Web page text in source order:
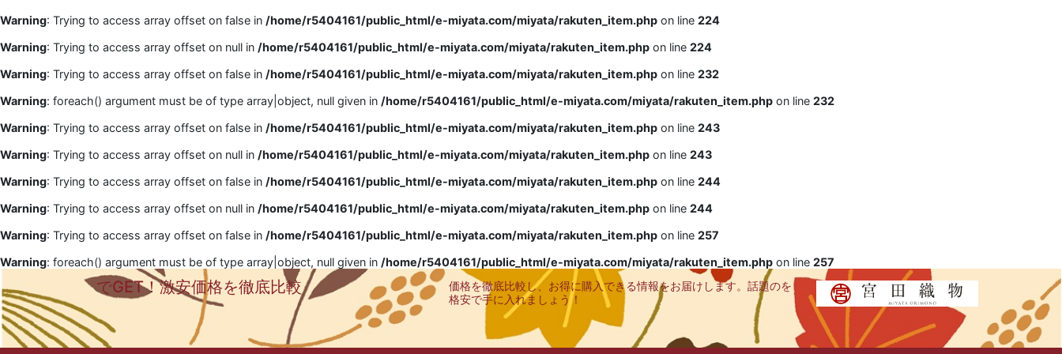
Warning: Trying to access array offset on false in /home/r5404161/public_html/e-miyata.com/miyata/rakuten_item.php on line 224
Warning: Trying to access array offset on null in /home/r5404161/public_html/e-miyata.com/miyata/rakuten_item.php on line 224
Warning: Trying to access array offset on false in /home/r5404161/public_html/e-miyata.com/miyata/rakuten_item.php on line 232
Warning: foreach() argument must be of type array|object, null given in /home/r5404161/public_html/e-miyata.com/miyata/rakuten_item.php on line 232
Warning: Trying to access array offset on false in /home/r5404161/public_html/e-miyata.com/miyata/rakuten_item.php on line 243
Warning: Trying to access array offset on null in /home/r5404161/public_html/e-miyata.com/miyata/rakuten_item.php on line 243
Warning: Trying to access array offset on false in /home/r5404161/public_html/e-miyata.com/miyata/rakuten_item.php on line 244
Warning: Trying to access array offset on null in /home/r5404161/public_html/e-miyata.com/miyata/rakuten_item.php on line 244
Warning: Trying to access array offset on false in /home/r5404161/public_html/e-miyata.com/miyata/rakuten_item.php on line 257
Warning: foreach() argument must be of type array|object, null given in /home/r5404161/public_html/e-miyata.com/miyata/rakuten_item.php on line 257
でGET！激安価格を徹底比較
価格を徹底比較し、お得に購入できる情報をお届けします。話題のを
格安で手に入れましょう！